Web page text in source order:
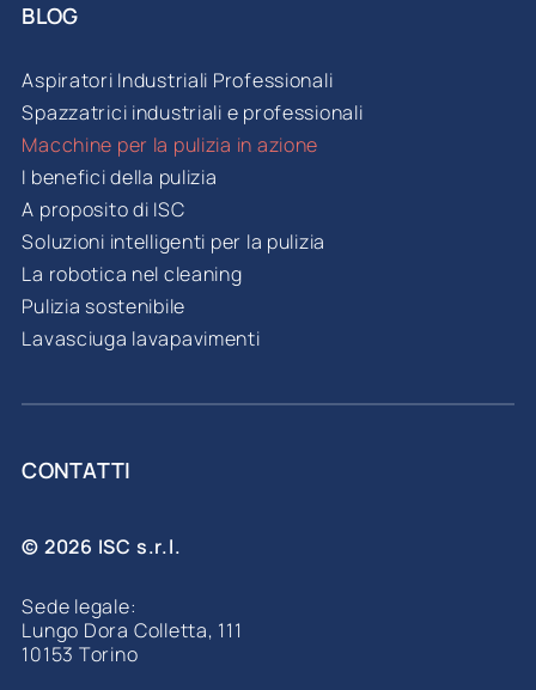
BLOG
Aspiratori Industriali Professionali
Spazzatrici industriali e professionali
Macchine per la pulizia in azione
I benefici della pulizia
A proposito di ISC
Soluzioni intelligenti per la pulizia
La robotica nel cleaning
Pulizia sostenibile
Lavasciuga lavapavimenti
CONTATTI
© 2026 ISC s.r.l.
Sede legale:
Lungo Dora Colletta, 111
10153 Torino